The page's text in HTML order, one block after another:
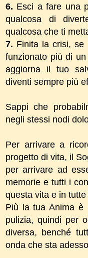
6. Esci a fare una
qualcosa di
qualcosa che ti
7. Finita la crisi, se
funzionato più di
aggiorna il tuo
diventi sempre più
Sappi che
negli stessi nodi
Per arrivare a
progetto di vita, il
per arrivare ad
memorie e tutti i
questa vita e in
Più la tua Anima è
pulizia, quindi per
diversa, benché
onda che sta